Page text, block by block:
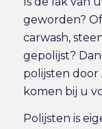
geworden?
carwash,
gepolijst?
polijsten door
komen bij u
Polijsten is